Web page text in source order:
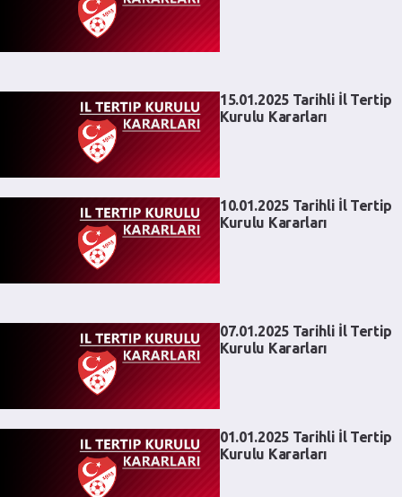
15.01.2025 Tarihli İl Tertip
Kurulu Kararları
10.01.2025 Tarihli İl Tertip
Kurulu Kararları
07.01.2025 Tarihli İl Tertip
Kurulu Kararları
01.01.2025 Tarihli İl Tertip
Kurulu Kararları